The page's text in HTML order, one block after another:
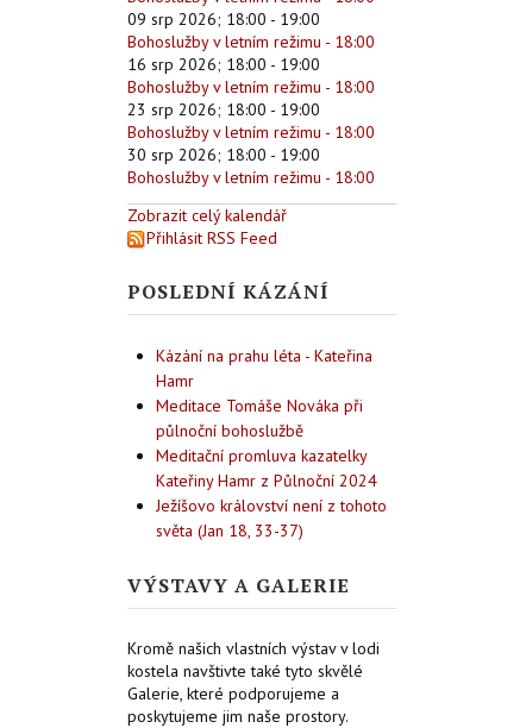
09 srp 2026; 18:00 - 19:00
Bohoslužby v letním režimu - 18:00
16 srp 2026; 18:00 - 19:00
Bohoslužby v letním režimu - 18:00
23 srp 2026; 18:00 - 19:00
Bohoslužby v letním režimu - 18:00
30 srp 2026; 18:00 - 19:00
Bohoslužby v letním režimu - 18:00
Zobrazit celý kalendář
Přihlásit RSS Feed
POSLEDNÍ KÁZÁNÍ
Kázání na prahu léta - Kateřina
Hamr
Meditace Tomáše Nováka při
půlnoční bohoslužbě
Meditační promluva kazatelky
Kateřiny Hamr z Půlnoční 2024
Ježíšovo království není z tohoto
světa (Jan 18, 33-37)
VÝSTAVY A GALERIE
Kromě našich vlastních výstav v lodi
kostela navštivte také tyto skvělé
Galerie, které podporujeme a
poskytujeme jim naše prostory.